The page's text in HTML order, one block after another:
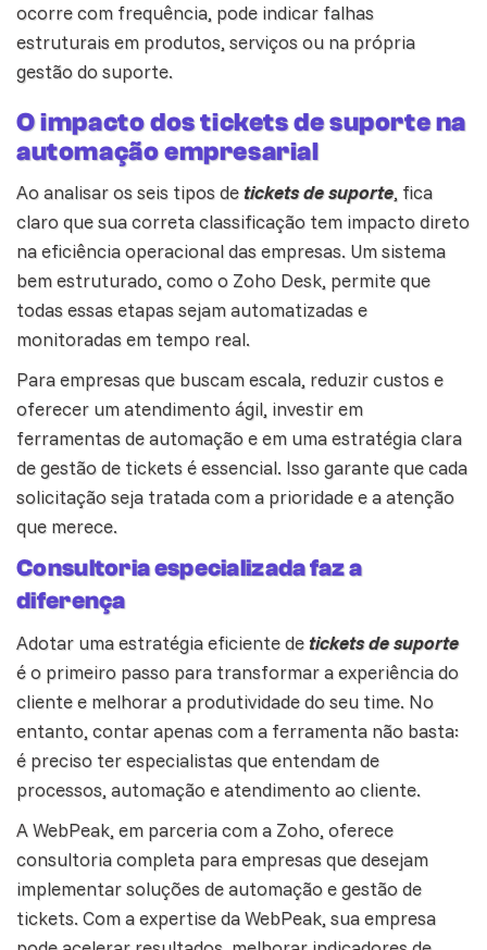
ocorre com frequência, pode indicar falhas
estruturais em produtos, serviços ou na própria
gestão dosuporte.
O impacto dos tickets de suporte na
automação empresarial
Ao analisar os seis tipos de tickets de suporte, fica
claro que sua correta classificação tem impacto direto
na eficiência operacional das empresas. Um sistema
bem estruturado, como o Zoho Desk, permite que
todas essas etapas sejam automatizadas e
monitoradas em tempo real.
Para empresas que buscam escala, reduzir custos e
oferecer um atendimento ágil, investir em
ferramentas de automação e em uma estratégia clara
de gestão de tickets é essencial. Isso garante que cada
solicitação seja tratada com a prioridade e a atenção
que merece.
Consultoria especializada faz a
diferença
Adotar uma estratégia eficiente de tickets de suporte
é o primeiro passo para transformar a experiência do
cliente e melhorar a produtividade do seu time. No
entanto, contar apenas com a ferramenta não basta:
é preciso ter especialistas que entendam de
processos, automação e atendimento ao cliente.
A WebPeak, em parceria com a Zoho, oferece
consultoria completa para empresas que desejam
implementar soluções de automação egestão de
tickets. Com a expertise da WebPeak, sua empresa